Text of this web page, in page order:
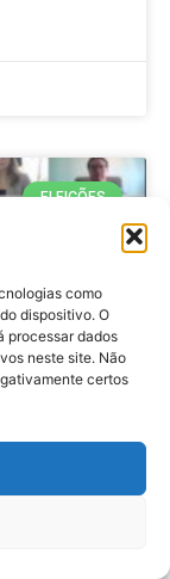
como
dispositivo. O
processar dados
neste site. Não
certos
ELEIÇÕES
e